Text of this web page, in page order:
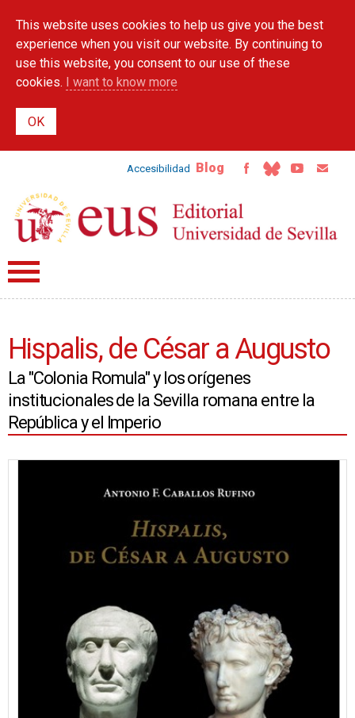
main
content
This website uses cookies to help us give you the best
experience when you visit our website. By continuing to
use this website, you consent to our use of these
cookies. I want to know more
Accesibilidad Blog
Hispalis, de César a Augusto
La "Colonia Romula" y los orígenes
institucionales de la Sevilla romana entre la
República y el Imperio